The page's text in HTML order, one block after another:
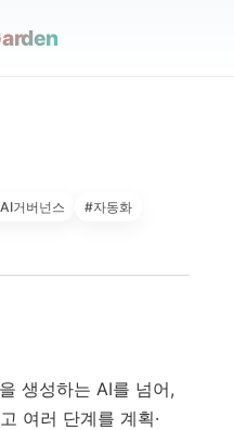
거버넌스
#자동화
생성하는 AI를 넘어,
여러 단계를 계획·